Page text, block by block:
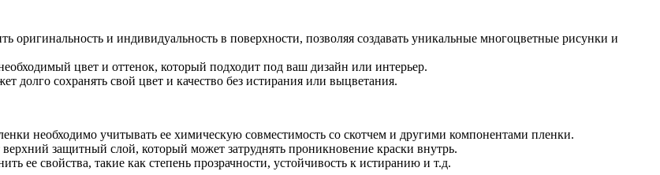
оригинальность и индивидуальность в поверхности, позволяя создавать уникальные многоцветные рисунки и
цвет и оттенок, который подходит под ваш дизайн или интерьер.
долго сохранять свой цвет и качество без истирания или выцветания.
необходимо учитывать ее химическую совместимость со скотчем и другими компонентами пленки.
защитный слой, который может затруднять проникновение краски внутрь.
ее свойства, такие как степень прозрачности, устойчивость к истиранию и т.д.